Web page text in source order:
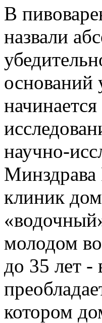
В
назвали
оснований
научно-
Минздрава
клиник
молодом
до 35 лет -
котором